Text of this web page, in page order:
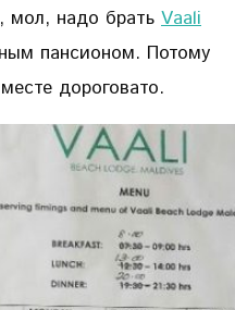
мол, надо брать Vaali
пансионом. Потому
дороговато.